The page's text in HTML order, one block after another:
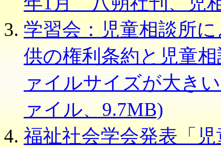
学習会：児童相談所
供の権利条約と児童
ァイルサイズが大き
ァイル、9.7MB)
福祉社会学会発表「